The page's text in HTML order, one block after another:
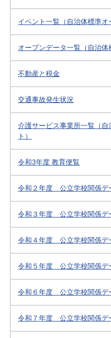
イベント一覧（自治体標準オ
オープンデータ一覧（自治体
不動産と税金
交通事故発生状況
介護サービス事業所一覧（
ト）
令和3年度 教育便覧
令和２年度 公立学校関係デ
令和３年度 公立学校関係デ
令和４年度 公立学校関係デ
令和５年度 公立学校関係デ
令和６年度 公立学校関係デ
令和７年度 公立学校関係デ